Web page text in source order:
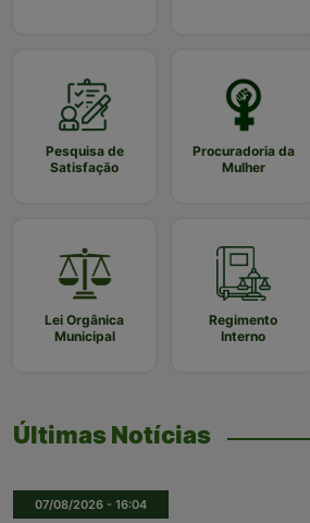
Pesquisa de
Satisfação
Procuradoria da
Mulher
Lei Orgânica
Municipal
Regimento
Interno
Últimas Notícias
07/08/2026 - 16:04